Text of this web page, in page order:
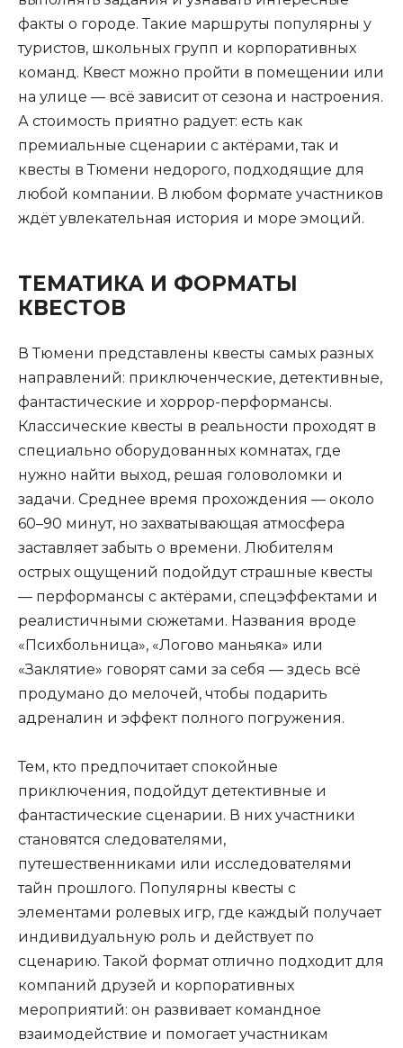
факты о городе. Такие маршруты популярны у
туристов, школьных групп и корпоративных
команд. Квест можно пройти в помещении или
на улице — всё зависит от сезона и настроения.
А стоимость приятно радует: есть как
премиальные сценарии с актёрами, так и
квесты в Тюмени недорого, подходящие для
любой компании. В любом формате участников
ждёт увлекательная история и море эмоций.
ТЕМАТИКА И ФОРМАТЫ
КВЕСТОВ
В Тюмени представлены квесты самых разных
направлений: приключенческие, детективные,
фантастические и хоррор-перформансы.
Классические квесты в реальности проходят в
специально оборудованных комнатах, где
нужно найти выход, решая головоломки и
задачи. Среднее время прохождения — около
60–90 минут, но захватывающая атмосфера
заставляет забыть о времени. Любителям
острых ощущений подойдут страшные квесты
— перформансы с актёрами, спецэффектами и
реалистичными сюжетами. Названия вроде
«Психбольница», «Логово маньяка» или
«Заклятие» говорят сами за себя — здесь всё
продумано до мелочей, чтобы подарить
адреналин и эффект полного погружения.
Тем, кто предпочитает спокойные
приключения, подойдут детективные и
фантастические сценарии. В них участники
становятся следователями,
путешественниками или исследователями
тайн прошлого. Популярны квесты с
элементами ролевых игр, где каждый получает
индивидуальную роль и действует по
сценарию. Такой формат отлично подходит для
компаний друзей и корпоративных
мероприятий: он развивает командное
взаимодействие и помогает участникам